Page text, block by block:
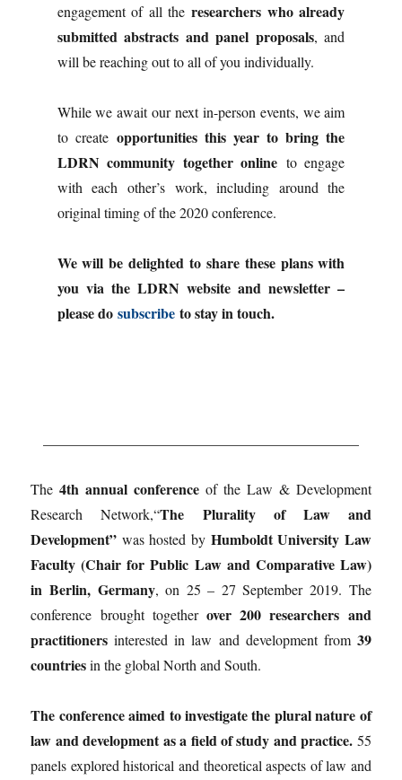
engagement of all theresearchers who already
submitted abstracts and panel proposals, and
will be reaching out to all of you individually.
While we await our next in-person events, we aim
to create opportunities this year to bring the
LDRN community together online to engage
with each other’s work, including around the
original timing of the 2020 conference.
We will be delighted to share these plans with
you via the LDRN website and newsletter –
please do subscribeto stay in touch.
The4th annual conferenceof the Law & Development
Research Network,“The Plurality of Law and
Development” was hosted by Humboldt University Law
Faculty (Chair for Public Law and Comparative Law)
in Berlin, Germany, on 25 – 27 September 2019. The
conference brought togetherover 200 researchers and
practitioners interested in law and development from 39
countriesin the global North and South.
The conference aimed to investigate the plural nature of
law and development as a field of study and practice. 55
panels explored historical and theoretical aspects of law and